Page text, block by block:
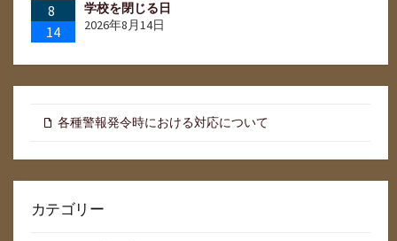
8
14
学校を閉じる日
2026年8月14日
各種警報発令時における対応について
カテゴリー